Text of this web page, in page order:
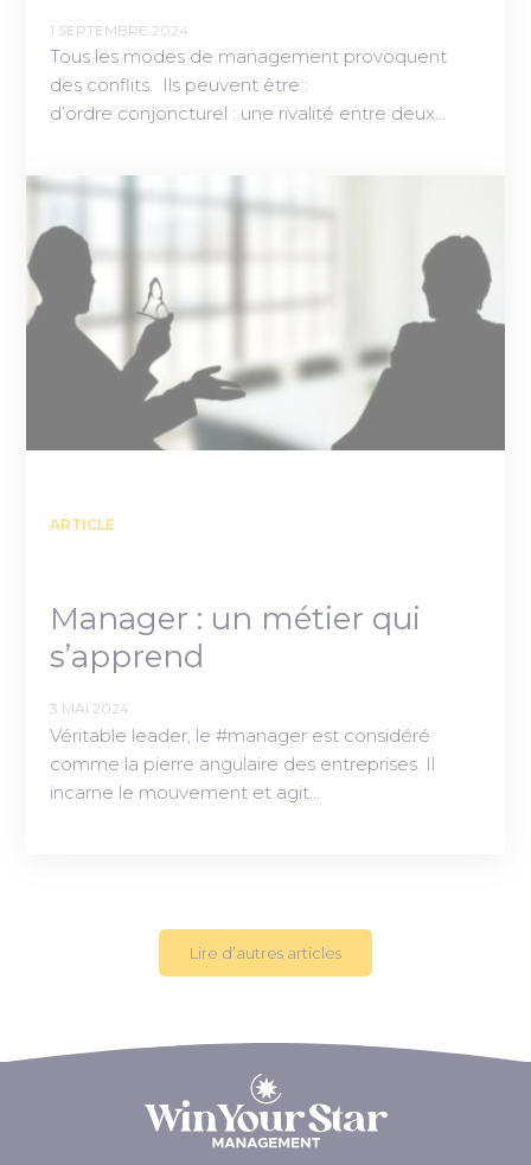
1 SEPTEMBRE 2024
Tous les modes de management provoquent
des conflits. Ils peuvent être :
d’ordre conjoncturel : une rivalité entre deux…
ARTICLE
Manager : un métier qui
s’apprend
3 MAI 2024
Véritable leader, le #manager est considéré
comme la pierre angulaire des entreprises. Il
incarne le mouvement et agit…
Lire d’autres articles